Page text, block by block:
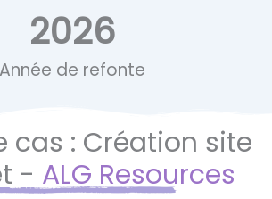
Année de refonte
2026
cas : Création site
- ALG Resources